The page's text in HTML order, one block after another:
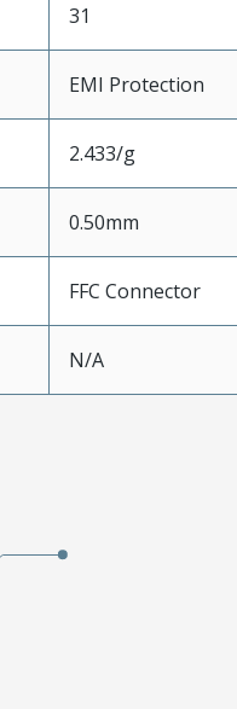
31
EMI Protection
2.433/g
0.50mm
FFC Connector
N/A